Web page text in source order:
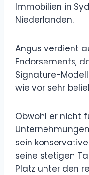
Immobilien in
Niederlanden.
Angus verdient
Endorsements,
Signature-
wie vor sehr
Obwohl er nicht
sein
seine stetigen
Platz unter den